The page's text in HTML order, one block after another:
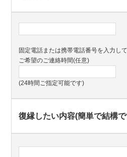
固定電話または携帯電話番号を入力して
ご希望のご連絡時間(任意)
(24時間ご指定可能です)
復縁したい内容(簡単で結構